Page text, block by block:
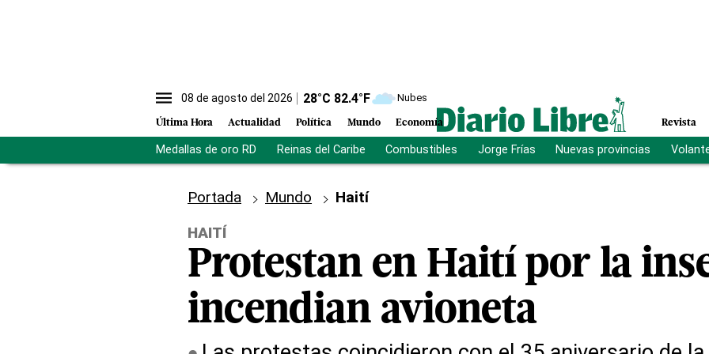
08 de agosto del 2026 28°C 82.4°F Nubes
Última Hora Actualidad Política Mundo Economía Revista
Medallas de oro RD Reinas del Caribe Combustibles Jorge Frías Nuevas provincias
Portada Mundo
Haití
HAITÍ
Protestan en Haití por la
incendian avioneta